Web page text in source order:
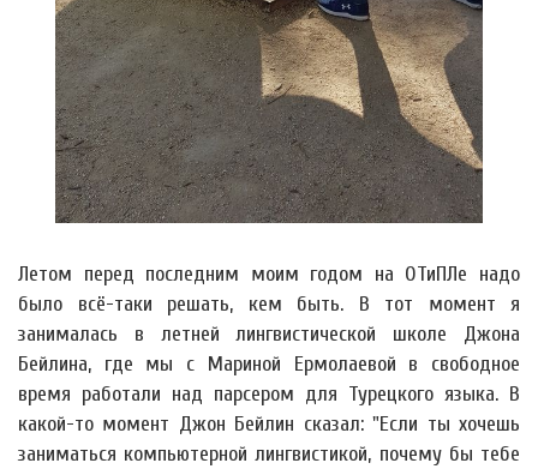
Летом перед последним моим годом на ОТиПЛе надо
было всё-таки решать, кем быть. В тот момент я
занималась в летней лингвистической школе Джона
Бейлина, где мы с Мариной Ермолаевой в свободное
время работали над парсером для Турецкого языка. В
какой-то момент Джон Бейлин сказал: "Если ты хочешь
заниматься компьютерной лингвистикой, почему бы тебе